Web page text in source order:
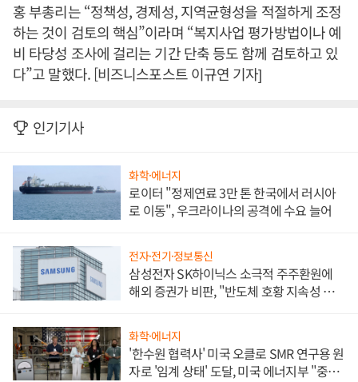
홍 부총리는 “정책성, 경제성, 지역균형성을 적절하게 조정
하는 것이 검토의 핵심”이라며 “복지사업 평가방법이나 예
비 타당성 조사에 걸리는 기간 단축 등도 함께 검토하고 있
다”고 말했다. [비즈니스포스트 이규연 기자]
인기기사
화학·에너지
로이터 "정제연료 3만 톤 한국에서 러시아
로 이동", 우크라이나의 공격에 수요 늘어
전자·전기·정보통신
삼성전자 SK하이닉스 소극적 주주환원에
해외 증권가 비판, "반도체 호황 지속성 의
화학·에너지
'한수원 협력사' 미국 오클로 SMR 연구용 원
자로 '임계 상태' 도달, 미국 에너지부 "중요